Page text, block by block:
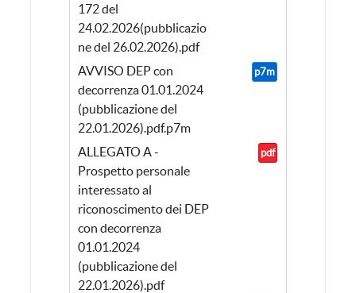
172 del
24.02.2026(pubblicazio
ne del 26.02.2026).pdf
AVVISO DEP con
decorrenza 01.01.2024
(pubblicazione del
22.01.2026).pdf.p7m
p7m
ALLEGATO A -
Prospetto personale
interessato al
riconoscimento dei DEP
con decorrenza
01.01.2024
(pubblicazione del
22.01.2026).pdf
pdf